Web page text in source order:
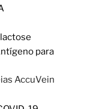
para
AccuVein